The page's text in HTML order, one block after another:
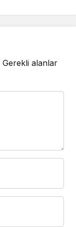
Gerekli alanlar